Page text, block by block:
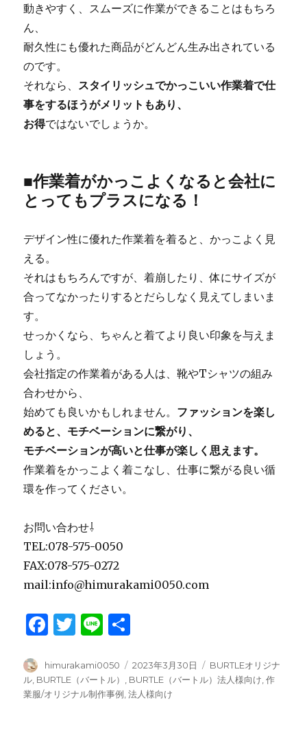
動きやすく、スムーズに作業ができることはもちろ
ん、
耐久性にも優れた商品がどんどん生み出されている
のです。
それなら、 スタイリッシュでかっこいい作業着で仕
事をするほうがメリットもあり、
お得ではないでしょうか。
■作業着がかっこよくなると会社に
とってもプラスになる！
デザイン性に優れた作業着を着ると、かっこよく見
える。
それはもちろんですが、着崩したり、体にサイズが
合ってなかったりするとだらしなく見えてしまいま
す。
せっかくなら、ちゃんと着てより良い印象を与えま
しょう。
会社指定の作業着がある人は、靴やTシャツの組み
合わせから、
始めても良いかもしれません。 ファッションを楽し
めると、モチベーションに繋がり、
モチベーションが高いと仕事が楽しく思えます。
作業着をかっこよく着こなし、仕事に繋がる良い循
環を作ってください。
お問い合わせ⇩
TEL:078-575-0050
FAX:078-575-0272
mail:info@himurakami0050.com
F
c
e
T
it
te
Li
e
投
稿
者
himurakami0050
投
稿
日:
2023年3月30日
カ
テ
BURTLEオリジナ
ル, BURTLE（バートル） , BURTLE（バートル）法人様向け,作
業服/オリジナル制作事例,法人様向け